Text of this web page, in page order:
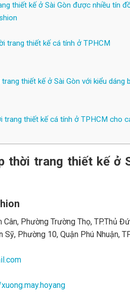
thiết kế ở Sài Gòn được nhiều tín
trang thiết kế cá tính ở TPHCM
thiết kế ở Sài Gòn với kiểu dáng
trang thiết kế cá tính ở TPHCM cho
thời trang thiết kế ở
Cân, Phường Trường Thọ, TP.Thủ
Sỹ, Phường 10, Quận Phú Nhuận,